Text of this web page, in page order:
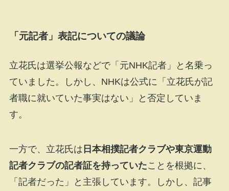
「元記者」表記についての議論
立花氏は選挙公報などで「元NHK記者」と名乗っ
ていました。しかし、NHKは公式に「立花氏が記
者職に就いていた事実はない」と否定していま
す。
一方で、立花氏は 日本相撲記者クラブや東京運動
記者クラブの記者証を持っていたことを根拠に、
「記者だった」と主張しています。しかし、記事